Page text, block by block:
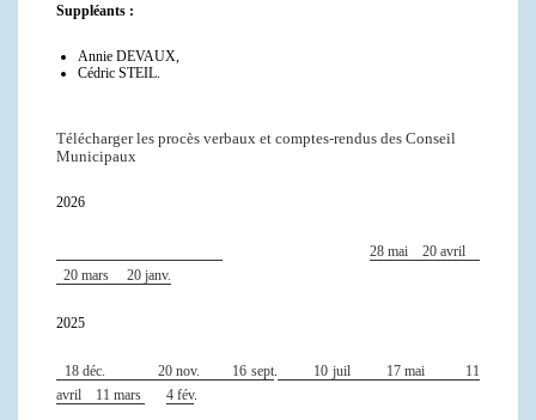
Suppléants :
Annie DEVAUX,
Cédric STEIL.
Télécharger les procès verbaux et comptes-rendus des Conseil
Municipaux
2026
28 mai
20 avril
20 mars20 janv.
2025
18 déc. 20 nov. 16 sept. 10 juil17 mai
11
avril
11 mars 4 fév.